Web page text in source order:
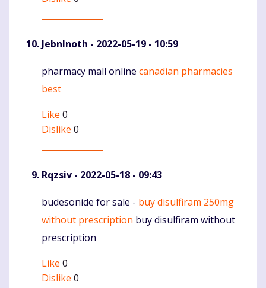
JebnInoth - 2022-05-19 - 10:59
Komentaras
pharmacy mall online canadian pharmacies
best
Like 0
Dislike 0
Rqzsiv - 2022-05-18 - 09:43
Komentaras
budesonide for sale - buy disulfiram 250mg
without prescription buy disulfiram without
prescription
Like 0
Dislike 0